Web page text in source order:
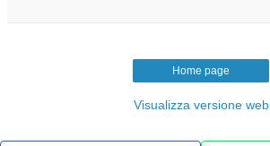
Home page
Visualizza versione web